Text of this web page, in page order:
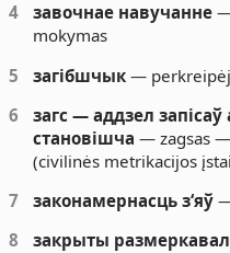
4
завочнае навучанне
mokymas
5
загібшчык —
6
загс — аддзел
становішча — zagsas
(civilinės metrikacijos
7
законамернасць з‘яў
8
закрыты